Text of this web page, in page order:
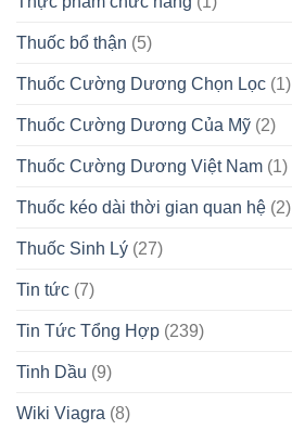
Thuốc bổ thận (5)
Thuốc Cường Dương Chọn Lọc (1)
Thuốc Cường Dương Của Mỹ (2)
Thuốc Cường Dương Việt Nam (1)
Thuốc kéo dài thời gian quan hệ (2)
Thuốc Sinh Lý (27)
Tin tức (7)
Tin Tức Tổng Hợp (239)
Tinh Dầu (9)
Wiki Viagra (8)